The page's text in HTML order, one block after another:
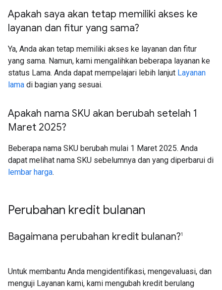
Apakah saya akan tetap memiliki akses ke
layanan dan fitur yang sama?
Ya, Anda akan tetap memiliki akses ke layanan dan fitur
yang sama. Namun, kami mengalihkan beberapa layanan ke
status Lama. Anda dapat mempelajari lebih lanjut Layanan
lama di bagian yang sesuai.
Apakah nama SKU akan berubah setelah 1
Maret 2025?
Beberapa nama SKU berubah mulai 1 Maret 2025. Anda
dapat melihat nama SKU sebelumnya dan yang diperbarui di
lembar harga.
Perubahan kredit bulanan
Bagaimana perubahan kredit bulanan?1
Untuk membantu Anda mengidentifikasi, mengevaluasi, dan
menguji Layanan kami, kami mengubah kredit berulang